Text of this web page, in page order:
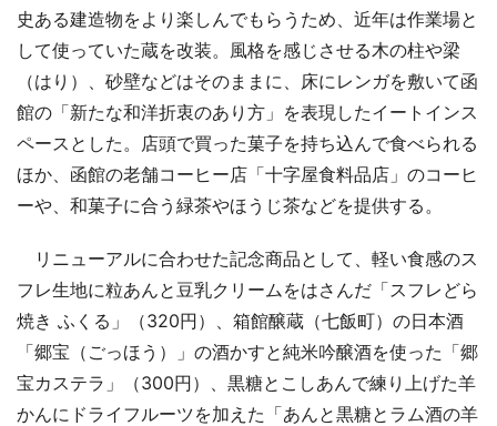
史ある建造物をより楽しんでもらうため、近年は作業場と
して使っていた蔵を改装。風格を感じさせる木の柱や梁
（はり）、砂壁などはそのままに、床にレンガを敷いて函
館の「新たな和洋折衷のあり方」を表現したイートインス
ペースとした。店頭で買った菓子を持ち込んで食べられる
ほか、函館の老舗コーヒー店「十字屋食料品店」のコーヒ
ーや、和菓子に合う緑茶やほうじ茶などを提供する。
リニューアルに合わせた記念商品として、軽い食感のス
フレ生地に粒あんと豆乳クリームをはさんだ「スフレどら
焼き ふくる」（320円）、箱館醸蔵（七飯町）の日本酒
「郷宝（ごっほう）」の酒かすと純米吟醸酒を使った「郷
宝カステラ」（300円）、黒糖とこしあんで練り上げた羊
かんにドライフルーツを加えた「あんと黒糖とラム酒の羊